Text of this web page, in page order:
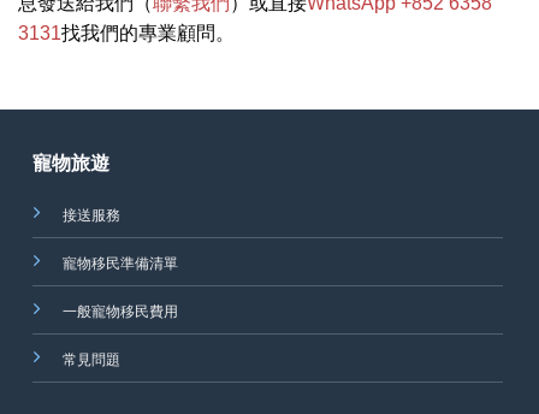
3131找我們的專業顧問。
寵物旅遊
接送服務
寵物移民準備清單
一般寵物移民費用
常見問題